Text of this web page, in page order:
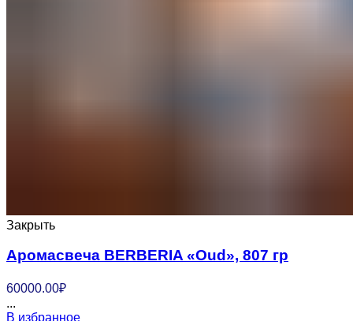
Закрыть
Аромасвеча BERBERIA «Oud», 807 гр
60000.00₽
...
В избранное